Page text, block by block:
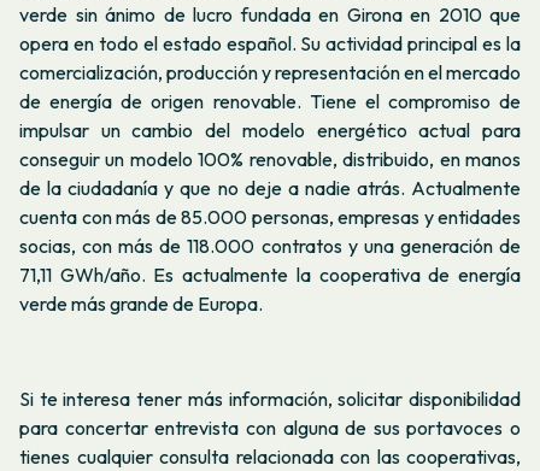
verde sin ánimo de lucro fundada en Girona en 2010 que
opera en todo el estado español. Su actividad principal es la
comercialización, producción y representación en el mercado
de energía de origen renovable. Tiene el compromiso de
impulsar un cambio del modelo energético actual para
conseguir un modelo 100% renovable, distribuido, en manos
de la ciudadanía y que no deje a nadie atrás. Actualmente
cuenta con más de 85.000 personas, empresas y entidades
socias, con más de 118.000 contratos y una generación de
71,11 GWh/año. Es actualmente la cooperativa de energía
verde más grande de Europa.
Si te interesa tener más información, solicitar disponibilidad
para concertar entrevista con alguna de sus portavoces o
tienes cualquier consulta relacionada con las cooperativas,